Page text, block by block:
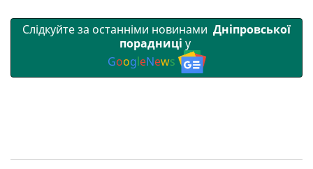
Слідкуйте за останніми новинами Дніпровської
порадниці у
GoogleNews